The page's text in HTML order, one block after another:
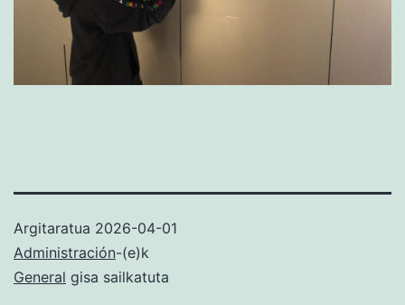
Argitaratua 2026-04-01
Administración-(e)k
General gisa sailkatuta